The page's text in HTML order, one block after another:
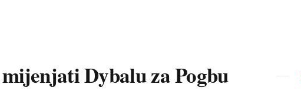
Dybalu za Pogbu